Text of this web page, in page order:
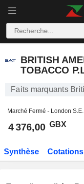
BRITISH
TOBACCO
Faits marquants
Marché Fermé - London S.E.
4 376,00 GBX
Synthèse Cotations